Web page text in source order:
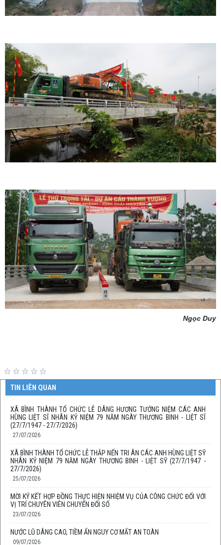
Ngọc Duy
TIN LIÊN QUAN
XÃ BÌNH THÀNH TỔ CHỨC LỄ DÂNG HƯƠNG TƯỞNG NIỆM CÁC ANH
HÙNG LIỆT SĨ NHÂN KỶ NIỆM 79 NĂM NGÀY THƯƠNG BINH - LIỆT SĨ
(27/7/1947 - 27/7/2026)
27/07/2026
XÃ BÌNH THÀNH TỔ CHỨC LỄ THẮP NẾN TRI ÂN CÁC ANH HÙNG LIỆT SỸ
NHÂN KỶ NIỆM 79 NĂM NGÀY THƯƠNG BINH - LIỆT SỸ (27/7/1947 -
27/7/2026)
25/07/2026
MỜI KÝ KẾT HỢP ĐỒNG THỰC HIỆN NHIỆM VỤ CỦA CÔNG CHỨC ĐỐI VỚI
VỊ TRÍ CHUYÊN VIÊN CHUYỂN ĐỔI SỐ
23/07/2026
NƯỚC LŨ DÂNG CAO, TIỀM ẨN NGUY CƠ MẤT AN TOÀN
09/07/2026